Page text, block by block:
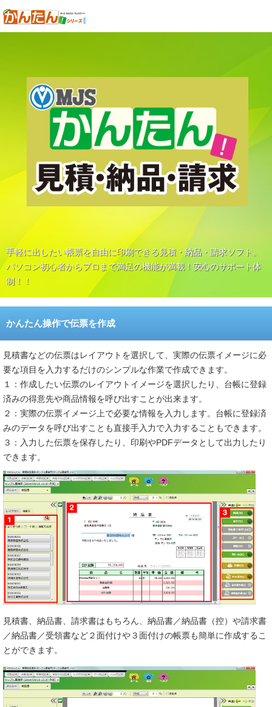
手軽に出したい帳票を自由に印刷できる見積・納品・請求ソフト。
パソコン初心者からプロまで満足の機能が満載！安心のサポート体
制！！
かんたん操作で伝票を作成
見積書などの伝票はレイアウトを選択して、実際の伝票イメージに必
要な項目を入力するだけのシンプルな作業で作成できます。
１：作成したい伝票のレイアウトイメージを選択したり、台帳に登録
済みの得意先や商品情報を呼び出すことが出来ます。
２：実際の伝票イメージ上で必要な情報を入力します。台帳に登録済
みのデータを呼び出すことも直接手入力で入力することもできます。
３：入力した伝票を保存したり、印刷やPDFデータとして出力したり
できます。
見積書、納品書、請求書はもちろん、納品書／納品書（控）や請求書
／納品書／受領書など２面付けや３面付けの帳票も簡単に作成するこ
とができます。